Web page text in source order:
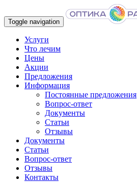
Toggle navigation
Услуги
Что лечим
Цены
Акции
Предложения
Информация
Постоянные предложения
Вопрос-ответ
Документы
Статьи
Отзывы
Документы
Статьи
Вопрос-ответ
Отзывы
Контакты